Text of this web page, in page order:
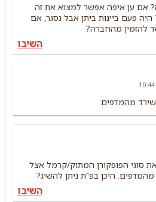
אם ען איפה אפשר למצוא את זה
היה פעם ביינות ביתן אבל נסגר, אם
להזמין מהחברה?
השיבו
שירד מהמדפים.
סוגי הפופקורן המתוק/קרמל אצל
היכן בפ"ת ניתן להשיג?
השיבו